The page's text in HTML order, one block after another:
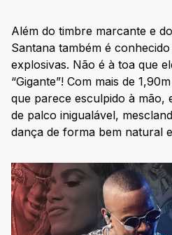
Além do timbre marcante e
Santana também é
explosivas. Não é à toa que
“Gigante”! Com mais de
que parece esculpido à mão,
de palco inigualável,
dança de forma bem natural